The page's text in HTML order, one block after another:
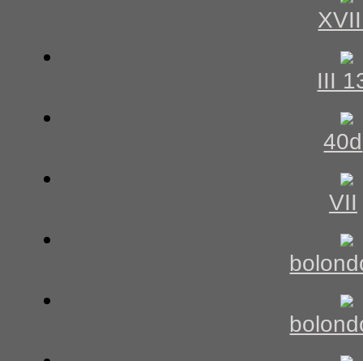
III
40d
VII